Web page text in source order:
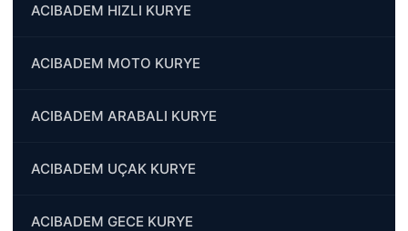
ACIBADEM HIZLI KURYE
ACIBADEM MOTO KURYE
ACIBADEM ARABALI KURYE
ACIBADEM UÇAK KURYE
ACIBADEM GECE KURYE